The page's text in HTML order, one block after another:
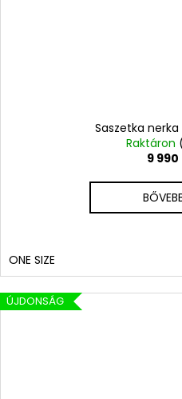
Saszetka
Raktáron
9 990
ONE SIZE
ÚJDONSÁG